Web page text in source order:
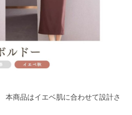
本商品はイエベ肌に合わせて設計さ